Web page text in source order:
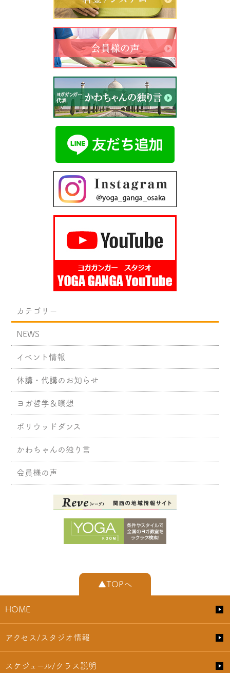
カテゴリー
NEWS
イベント情報
休講・代講のお知らせ
ヨガ哲学＆瞑想
ボリウッドダンス
かわちゃんの独り言
会員様の声
▲TOPへ
HOME
アクセス/スタジオ情報
スケジュール/クラス説明